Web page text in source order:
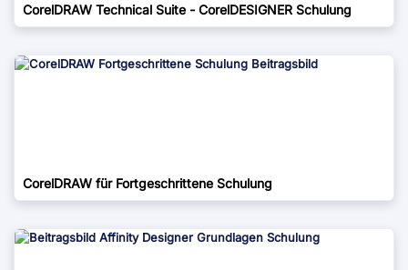
CorelDRAW Technical Suite - CorelDESIGNER Schulung
CorelDRAW für Fortgeschrittene Schulung